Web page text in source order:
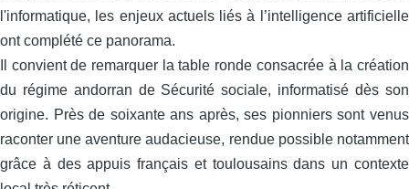
l'informatique, les enjeux actuels liés à l’intelligence artificielle
ont complété ce panorama.
Il convient de remarquer la table ronde consacrée à la création
du régime andorran de Sécurité sociale, informatisé dès son
origine. Près de soixante ans après, ses pionniers sont venus
raconter une aventure audacieuse, rendue possible notamment
grâce à des appuis français et toulousains dans un contexte